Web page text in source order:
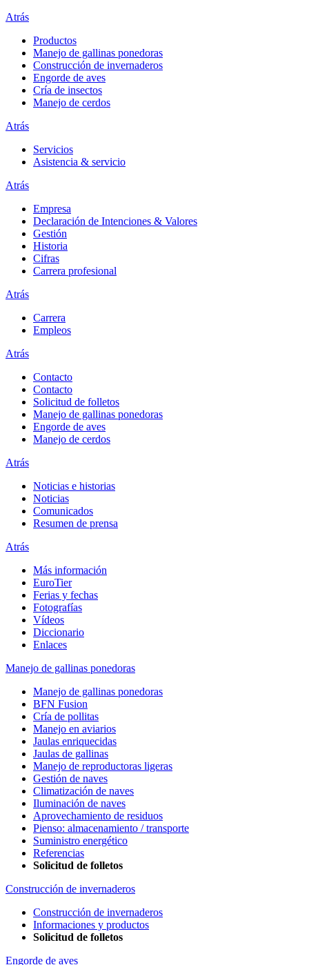
Atrás
Productos
Manejo de gallinas ponedoras
Construcción de invernaderos
Engorde de aves
Cría de insectos
Manejo de cerdos
Atrás
Servicios
Asistencia & servicio
Atrás
Empresa
Declaración de Intenciones & Valores
Gestión
Historia
Cifras
Carrera profesional
Atrás
Carrera
Empleos
Atrás
Contacto
Contacto
Solicitud de folletos
Manejo de gallinas ponedoras
Engorde de aves
Manejo de cerdos
Atrás
Noticias e historias
Noticias
Comunicados
Resumen de prensa
Atrás
Más información
EuroTier
Ferias y fechas
Fotografías
Vídeos
Diccionario
Enlaces
Manejo de gallinas ponedoras
Manejo de gallinas ponedoras
BFN Fusion
Cría de pollitas
Manejo en aviarios
Jaulas enriquecidas
Jaulas de gallinas
Manejo de reproductoras ligeras
Gestión de naves
Climatización de naves
Iluminación de naves
Aprovechamiento de residuos
Pienso: almacenamiento / transporte
Suministro energético
Referencias
Solicitud de folletos
Construcción de invernaderos
Construcción de invernaderos
Informaciones y productos
Solicitud de folletos
Engorde de aves